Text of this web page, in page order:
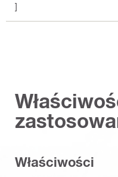
]
Właściwości